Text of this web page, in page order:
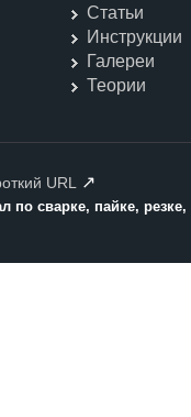
Статьи
Инструкции
Галереи
Теории
URL ↗
сварке, пайке,